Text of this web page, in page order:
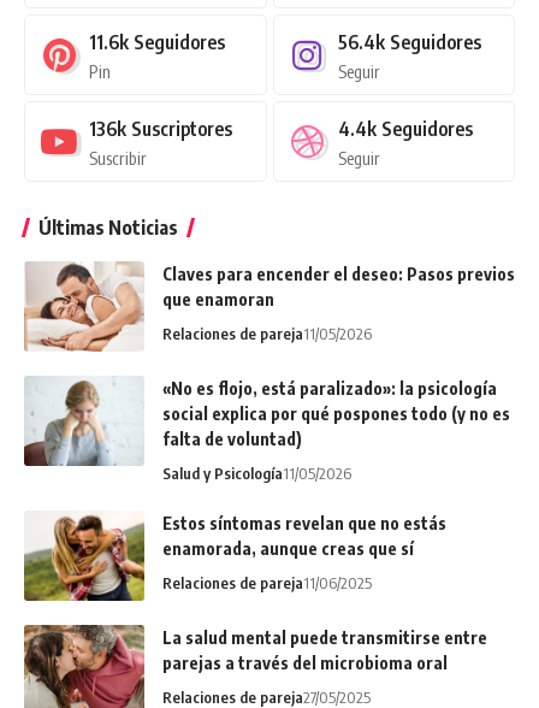
11.6k Seguidores
Pin
56.4k Seguidores
Seguir
136k Suscriptores
Suscribir
4.4k Seguidores
Seguir
Últimas Noticias
Claves para encender el deseo: Pasos previos
que enamoran
Relaciones de pareja11/05/2026
«No es flojo, está paralizado»: la psicología
social explica por qué pospones todo (y no es
falta de voluntad)
Salud y Psicología11/05/2026
Estos síntomas revelan que no estás
enamorada, aunque creas que sí
Relaciones de pareja11/06/2025
La salud mental puede transmitirse entre
parejas a través del microbioma oral
Relaciones de pareja27/05/2025